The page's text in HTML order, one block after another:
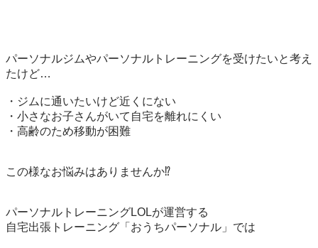
パーソナルジムやパーソナルトレーニングを受けたいと考え
たけど…
・ジムに通いたいけど近くにない
・小さなお子さんがいて自宅を離れにくい
・高齢のため移動が困難
この様なお悩みはありませんか⁉️
パーソナルトレーニングLOLが運営する
自宅出張トレーニング「おうちパーソナル」では